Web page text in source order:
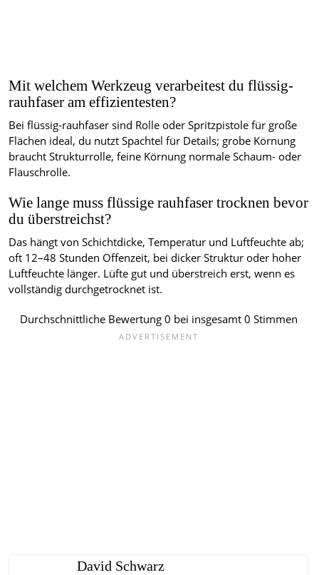
Mit welchem Werkzeug verarbeitest du flüssig-
rauhfaser am effizientesten?
Bei flüssig-rauhfaser sind Rolle oder Spritzpistole für große
Flächen ideal, du nutzt Spachtel für Details; grobe Körnung
braucht Strukturrolle, feine Körnung normale Schaum- oder
Flauschrolle.
Wie lange muss flüssige rauhfaser trocknen bevor
du überstreichst?
Das hängt von Schichtdicke, Temperatur und Luftfeuchte ab;
oft 12–48 Stunden Offenzeit, bei dicker Struktur oder hoher
Luftfeuchte länger. Lüfte gut und überstreich erst, wenn es
vollständig durchgetrocknet ist.
Durchschnittliche Bewertung0 bei insgesamt0 Stimmen
David Schwarz